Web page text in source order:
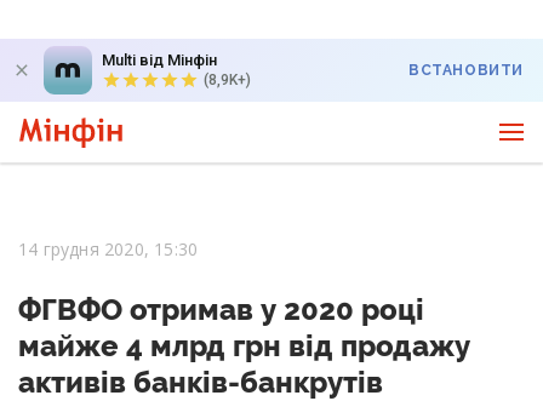
Multi від Мінфін
(8,9K+)
ВСТАНОВИТИ
14 грудня 2020, 15:30
ФГВФО отримав у 2020 році
майже 4 млрд грн від продажу
активів банків-банкрутів